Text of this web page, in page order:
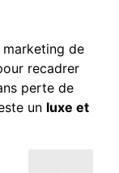
marketing de
recadrer
perte de
un luxe et